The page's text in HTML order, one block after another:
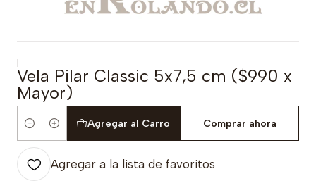
|
Vela Pilar Classic 5x7,5 cm ($990 x
Mayor)
Cantidad
Agregar al Carro Comprar ahora
Agregar a la lista de favoritos